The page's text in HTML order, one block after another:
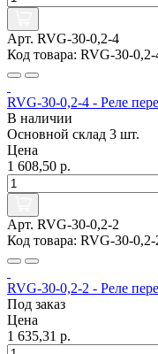
Арт. RVG-30-0,2-4
Код товара: RVG-30-0,2-
RVG-30-0,2-4 - Реле
В наличии
Основной склад 3 шт.
Цена
1 608,50 р.
Арт. RVG-30-0,2-2
Код товара: RVG-30-0,2-
RVG-30-0,2-2 - Реле
Под заказ
Цена
1 635,31 р.